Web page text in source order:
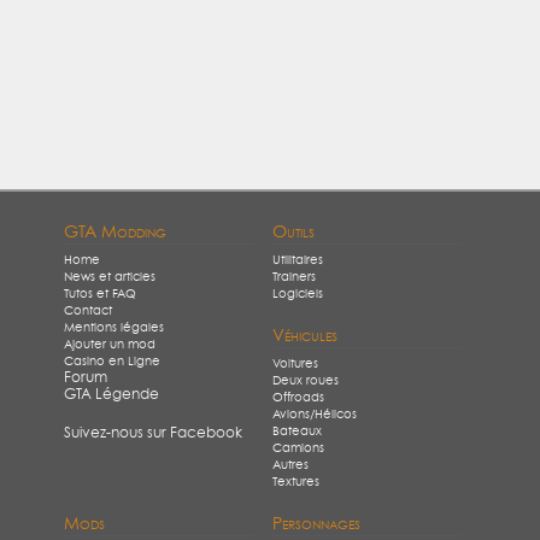
GTA Modding
Home
News et articles
Tutos et FAQ
Contact
Mentions légales
Ajouter un mod
Casino en Ligne
Forum
GTA Légende
Suivez-nous sur Facebook
Outils
Utilitaires
Trainers
Logiciels
Véhicules
Voitures
Deux roues
Offroads
Avions/Hélicos
Bateaux
Camions
Autres
Textures
Mods Personnages